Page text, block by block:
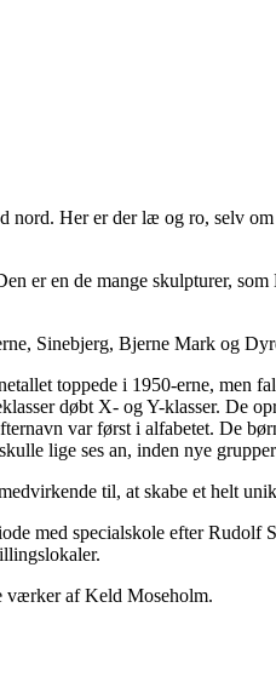
Her er der læ og ro, selv
er en de mange skulpturer,
Sinebjerg, Bjerne Mark og
toppede i 1950-erne, men
døbt X- og Y-klasser. De
var først i alfabetet. De
lige ses an, inden nye
til, at skabe et helt
med specialskole efter Rudolf
værker af Keld Moseholm.